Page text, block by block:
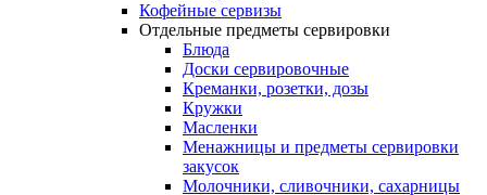
Кофейные сервизы
Отдельные предметы сервировки
Блюда
Доски сервировочные
Креманки, розетки, дозы
Кружки
Масленки
Менажницы и предметы сервировки
закусок
Молочники, сливочники, сахарницы